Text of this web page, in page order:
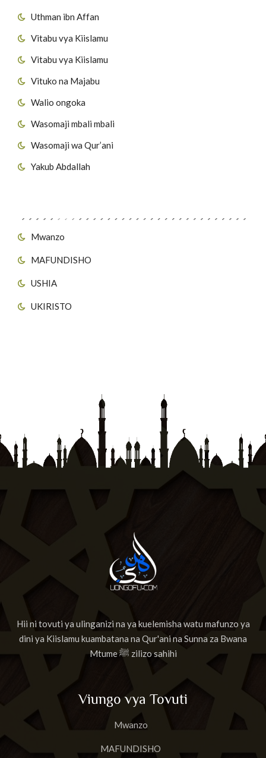
Uthman ibn Affan
Vitabu vya Kiislamu
Vitabu vya Kiislamu
Vituko na Majabu
Walio ongoka
Wasomaji mbali mbali
Wasomaji wa Qur’ani
Yakub Abdallah
Mwanzo
MAFUNDISHO
USHIA
UKIRISTO
Hii ni tovuti ya ulinganizi na ya kuelemisha watu mafunzo ya
dini ya Kiislamu kuambatana na Qur'ani na Sunna za Bwana
Mtume ﷺ zilizo sahihi
Viungo vya Tovuti
Mwanzo
MAFUNDISHO